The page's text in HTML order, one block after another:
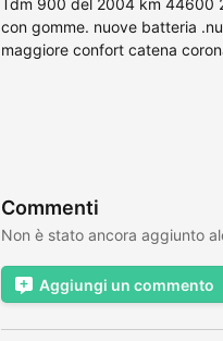
Tdm 900 del 2004 km 44600
con gomme. nuove batteria
maggiore confort catena
Commenti
Non è stato ancora aggiunto
Aggiungi un commento